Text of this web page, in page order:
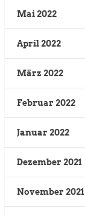
Mai 2022
April 2022
März 2022
Februar 2022
Januar 2022
Dezember 2021
November 2021